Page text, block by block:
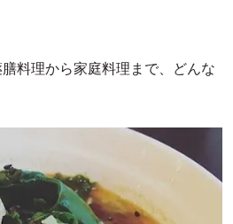
料理から家庭料理まで、どんな